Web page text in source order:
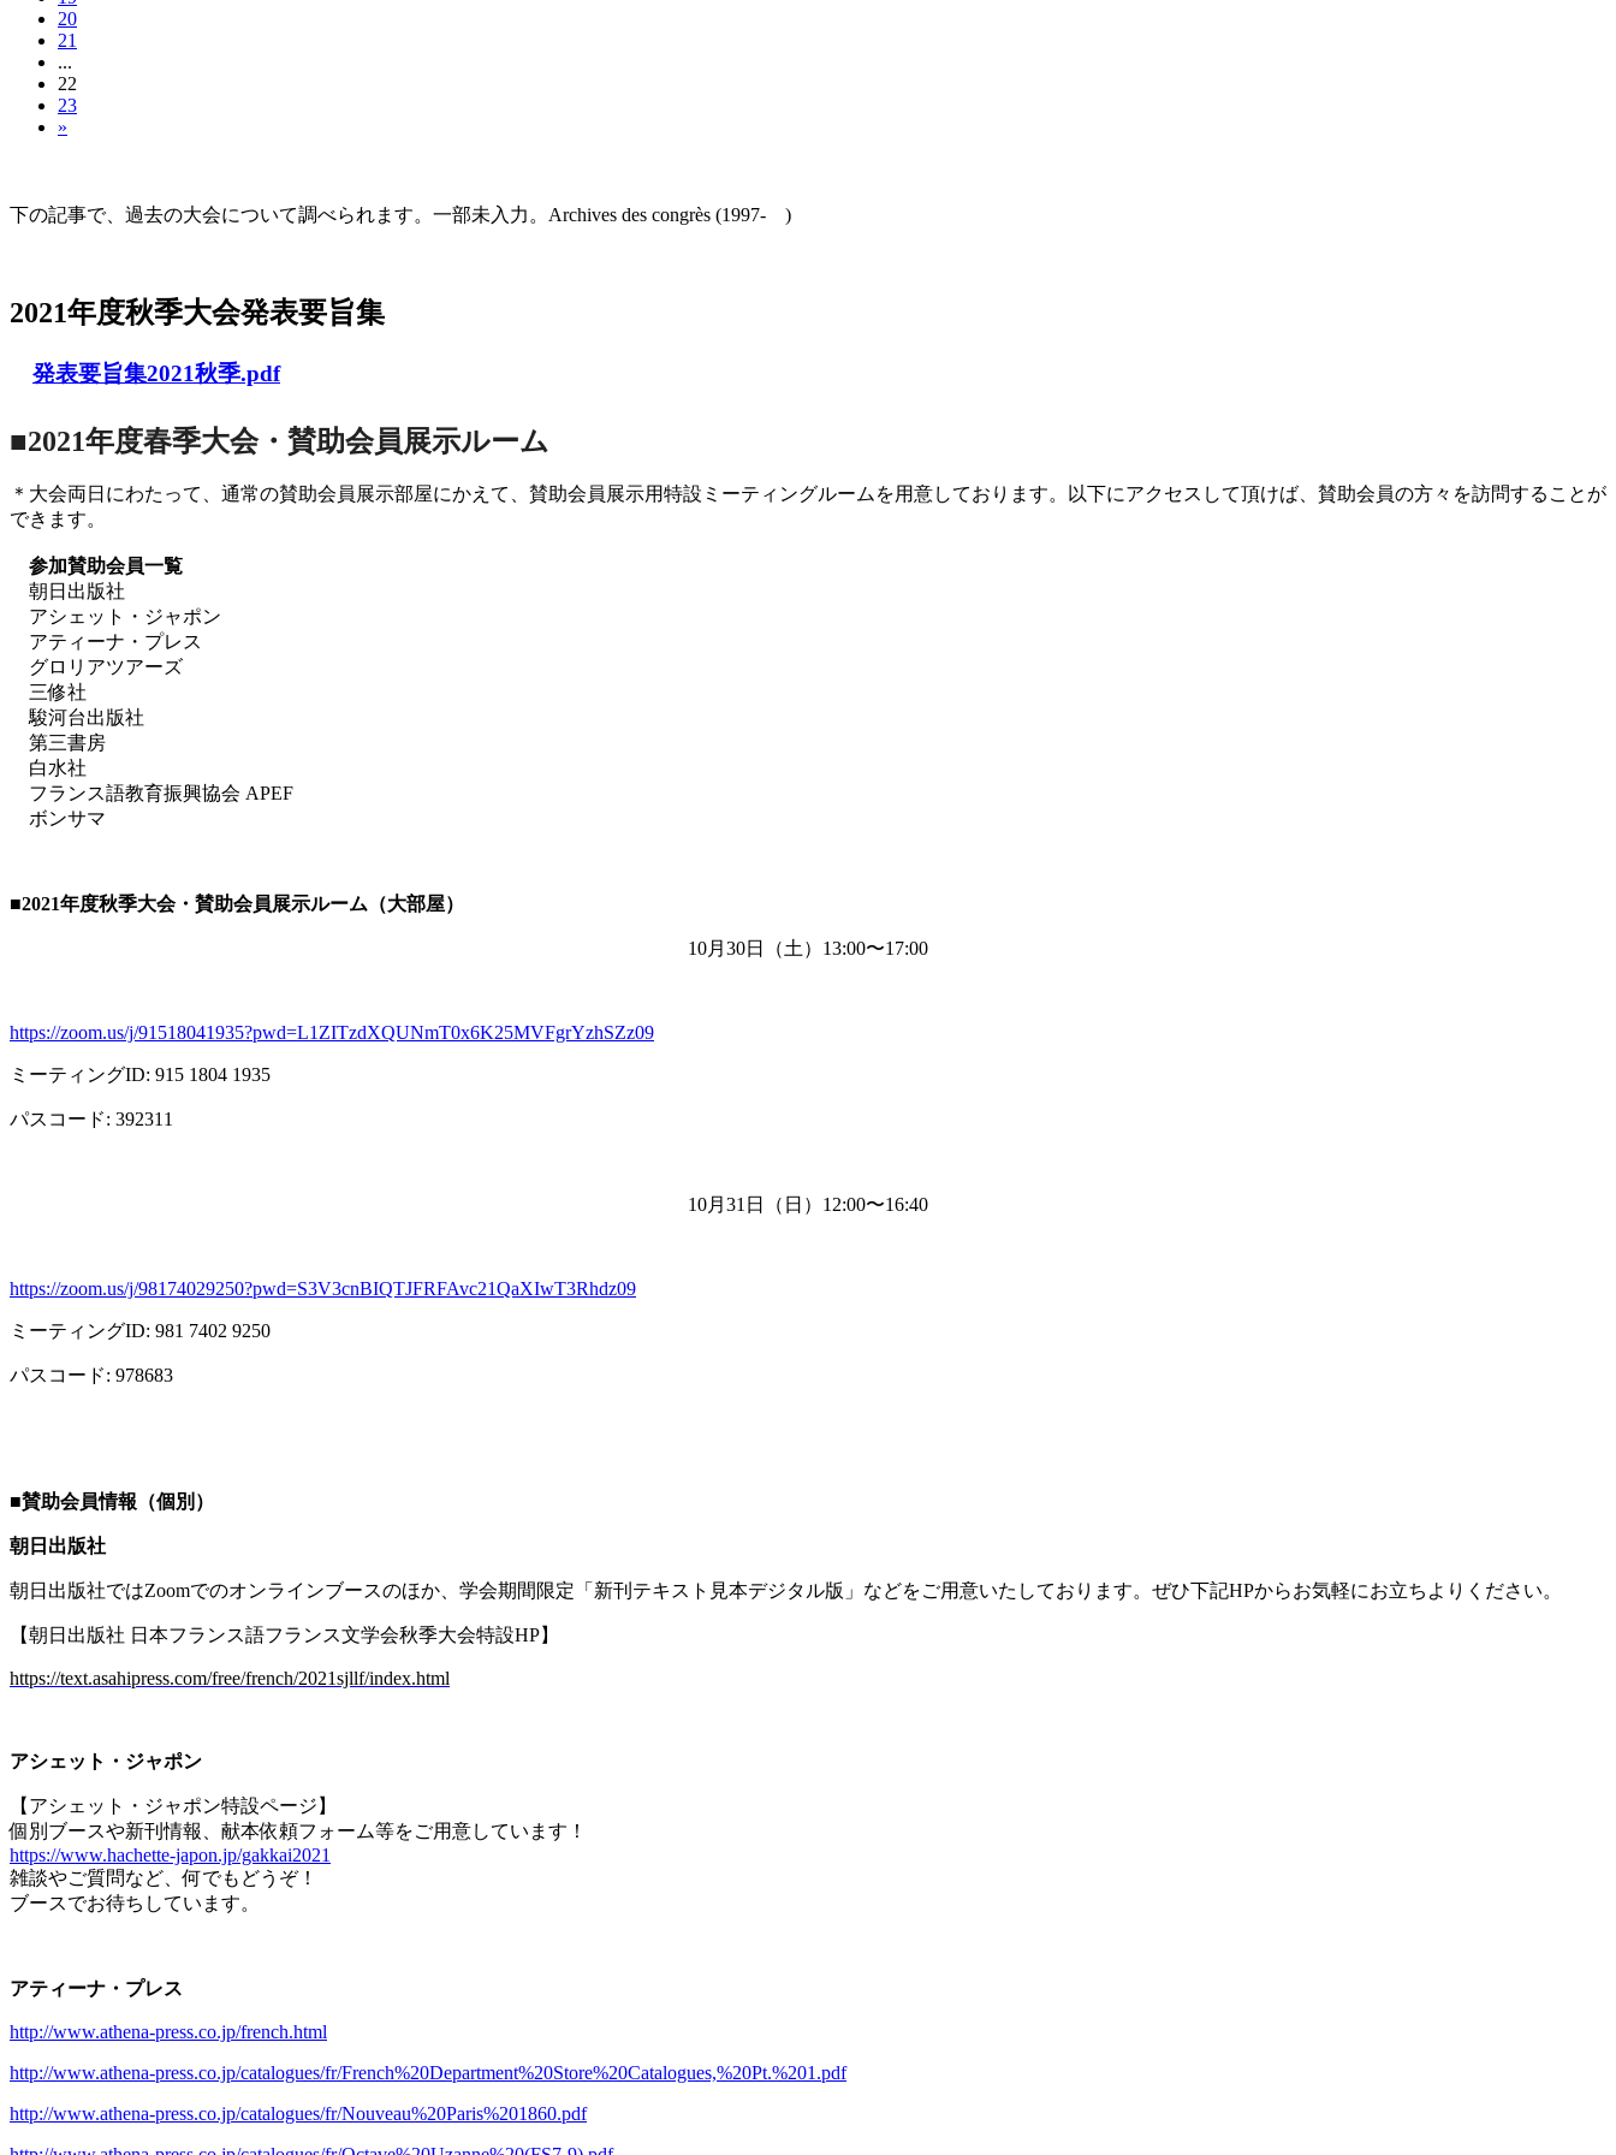
20
21
...
22
23
»
下の記事で、過去の大会について調べられます。一部未入力。Archives des congrès (1997- )
2021年度秋季大会発表要旨集
発表要旨集2021秋季.pdf
■2021年度春季大会・賛助会員展示ルーム
＊大会両日にわたって、通常の賛助会員展示部屋にかえて、賛助会員展示用特設ミーティングルームを用意しております。以下にアクセスして頂けば、賛助会員の方々を訪問することが
できます。
参加賛助会員一覧
朝日出版社
アシェット・ジャポン
アティーナ・プレス
グロリアツアーズ
三修社
駿河台出版社
第三書房
白水社
フランス語教育振興協会 APEF
ボンサマ
■2021年度秋季大会・賛助会員展示ルーム（大部屋）
10月 30日（土） 13:00〜17:00
https://zoom.us/j/91518041935?pwd=L1ZITzdXQUNmT0x6K25MVFgrYzhSZz09
ミーティングID: 915 1804 1935
パスコード: 392311
10月 31 日（日） 12:00〜16:40
https://zoom.us/j/98174029250?pwd=S3V3cnBIQTJFRFAvc21QaXIwT3Rhdz09
ミーティングID: 981 7402 9250
パスコード: 978683
■賛助会員情報（個別）
朝日出版社
朝日出版社ではZoomでのオンラインブースのほか、学会期間限定「新刊テキスト見本デジタル版」などをご用意いたしております。ぜひ下記HPからお気軽にお立ちよりください。
【朝日出版社 日本フランス語フランス文学会秋季大会特設HP】
https://text.asahipress.com/free/french/2021sjllf/index.html
アシェット・ジャポン
【アシェット・ジャポン特設ページ】
個別ブースや新刊情報、献本依頼フォーム等をご用意しています！
https://www.hachette-japon.jp/gakkai2021
雑談やご質問など、何でもどうぞ！
ブースでお待ちしています。
アティーナ・プレス
http://www.athena-press.co.jp/french.html
http://www.athena-press.co.jp/catalogues/fr/French%20Department%20Store%20Catalogues,%20Pt.%201.pdf
http://www.athena-press.co.jp/catalogues/fr/Nouveau%20Paris%201860.pdf